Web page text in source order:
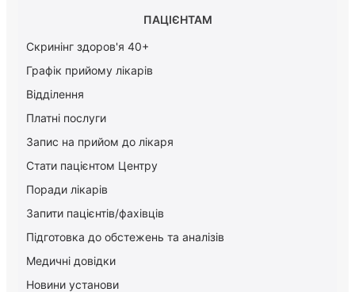
ПАЦІЄНТАМ
Скринінг здоров'я 40+
Графік прийому лікарів
Відділення
Платні послуги
Запис на прийом до лікаря
Стати пацієнтом Центру
Поради лікарів
Запити пацієнтів/фахівців
Підготовка до обстежень та аналізів
Медичні довідки
Новини установи